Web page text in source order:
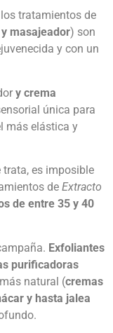
tratamientos de
masajeador) son
y con un
y crema
única para
más elástica y
trata, es imposible
de Extracto
de entre 35 y 40
Exfoliantes
purificadoras
natural (cremas
y hasta jalea